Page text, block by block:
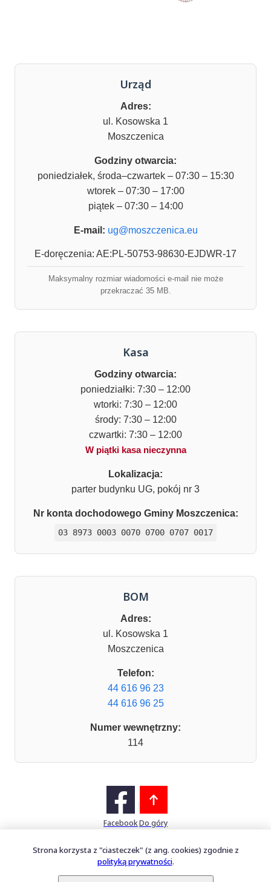
Urząd
Adres:
ul. Kosowska 1
Moszczenica
Godziny otwarcia:
poniedziałek, środa–czwartek – 07:30 – 15:30
wtorek – 07:30 – 17:00
piątek – 07:30 – 14:00
E-mail: ug@moszczenica.eu
E-doręczenia: AE:PL-50753-98630-EJDWR-17
Maksymalny rozmiar wiadomości e-mail nie może
przekraczać 35 MB.
Kasa
Godziny otwarcia:
poniedziałki: 7:30 – 12:00
wtorki: 7:30 – 12:00
środy: 7:30 – 12:00
czwartki: 7:30 – 12:00
W piątki kasa nieczynna
Lokalizacja:
parter budynku UG, pokój nr 3
Nr konta dochodowego Gminy Moszczenica:
03 8973 0003 0070 0700 0707 0017
BOM
Adres:
ul. Kosowska 1
Moszczenica
Telefon:
44 616 96 23
44 616 96 25
Numer wewnętrzny:
114
FacebookDo góry
Strona korzysta z "ciasteczek" (z ang. cookies) zgodnie z
polityką prywatności.